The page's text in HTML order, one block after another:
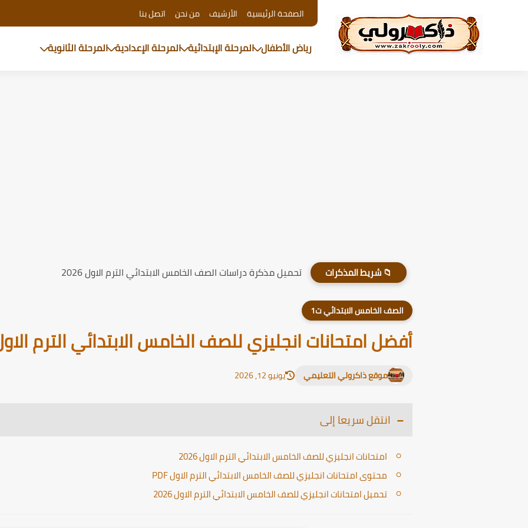
الصفحة الرئيسية الأرشيف من نحن اتصل بنا
رياض الأطفال المرحلة الإبتدائية المرحلة الإعدادية المرحلة الثانوية
📁 شريط المذكرات تحميل مذكرة دراسات الصف الخامس الابتدائي الترم الاول 2026
الصف الخامس الابتدائي ت1
أفضل امتحانات انجليزي للصف الخامس الابتدائي الترم الاول
موقع ذاكرولي التعليمي يونيو 12, 2026
انتقل سريعا إلى
امتحانات انجليزي للصف الخامس الابتدائي الترم الاول 2026
محتوى امتحانات انجليزي للصف الخامس الابتدائي الترم الاول PDF
تحميل امتحانات انجليزي للصف الخامس الابتدائي الترم الاول 2026